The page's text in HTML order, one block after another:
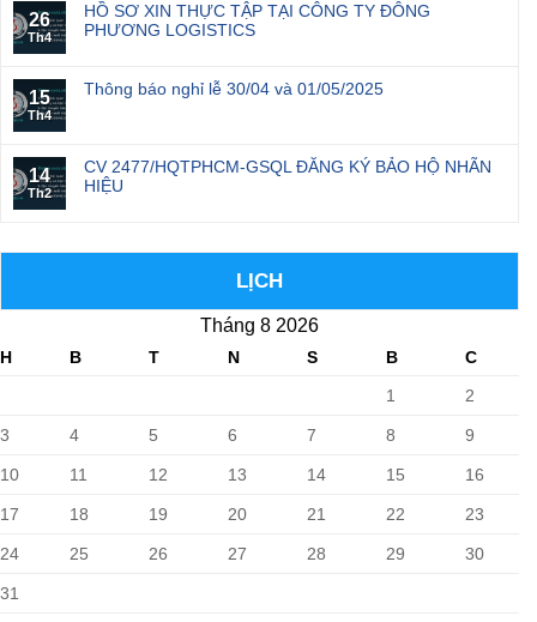
26
Th4
HỒ SƠ XIN THỰC TẬP TẠI CÔNG TY ĐÔNG
PHƯƠNG LOGISTICS
15
Th4
Thông báo nghỉ lễ 30/04 và 01/05/2025
14
Th2
CV 2477/HQTPHCM-GSQL ĐĂNG KÝ BẢO HỘ NHÃN
HIỆU
LỊCH
Tháng 8 2026
H B T N S B
C
1
2
3 4 5 6 7 8 9
10 11 12 13 14 15 16
17 18 19 20 21 22 23
24 25 26 27 28 29 30
31